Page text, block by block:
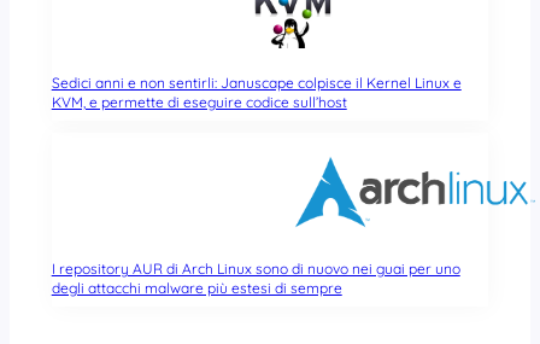
Sedici anni e non sentirli: Januscape colpisce il Kernel Linux e
KVM, e permette di eseguire codice sull’host
I repository AUR di Arch Linux sono di nuovo nei guai per uno
degli attacchi malware più estesi di sempre